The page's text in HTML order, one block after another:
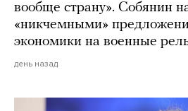
вообще страну». Собянин
«никчемными»
экономики на военные
день назад